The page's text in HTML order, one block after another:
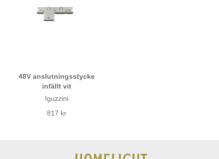
48V anslutningsstycke
infällt vit
Iguzzini
817 kr